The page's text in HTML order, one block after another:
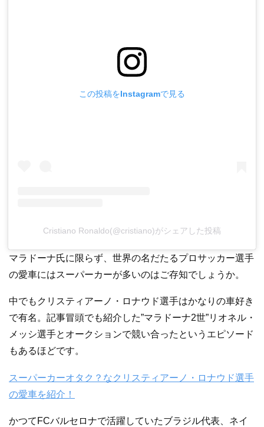
この投稿をInstagramで見る
Cristiano Ronaldo(@cristiano)がシェアした投稿
マラドーナ氏に限らず、世界の名だたるプロサッカー選手
の愛車にはスーパーカーが多いのはご存知でしょうか。
中でもクリスティアーノ・ロナウド選手はかなりの車好き
で有名。記事冒頭でも紹介した”マラドーナ2世”リオネル・
メッシ選手とオークションで競い合ったというエピソード
もあるほどです。
スーパーカーオタク？なクリスティアーノ・ロナウド選手
の愛車を紹介！
かつてFCバルセロナで活躍していたブラジル代表、ネイ